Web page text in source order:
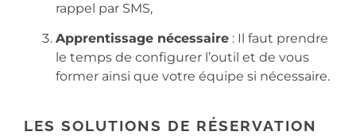
rappel par SMS,
Apprentissage nécessaire : Il faut prendre
le temps de configurer l’outil et de vous
former ainsi que votre équipe si nécessaire.
LES SOLUTIONS DE RÉSERVATION